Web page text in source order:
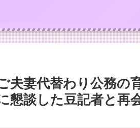
夫妻代替わり公務の
懇談した豆記者と再